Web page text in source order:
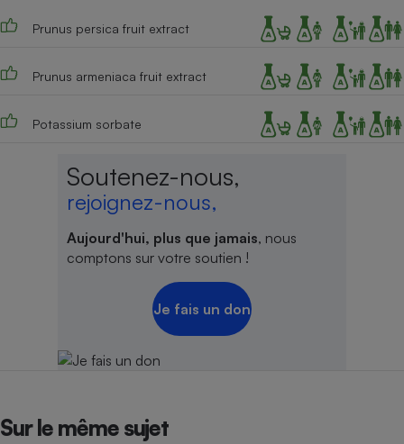
Prunus persica fruit extract
Prunus armeniaca fruit extract
Potassium sorbate
Soutenez-nous,
rejoignez-nous,
Aujourd'hui, plus que jamais, nous
comptons sur votre soutien !
Je fais un don
Sur le même sujet